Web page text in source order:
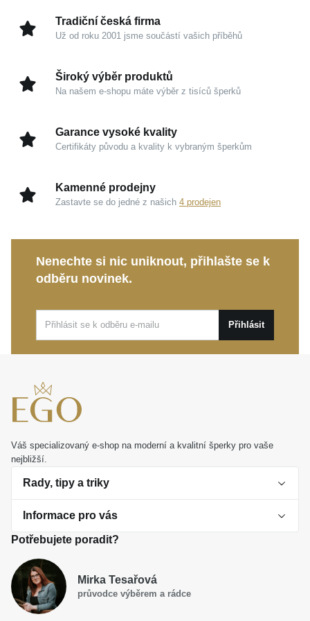
Kouzlo v detailech
která nepodléhá trendům.
vysokou odolnost a zachovává jeho studiovou
Řetízkový design Singapore:
jemné tvarování oček odráží světlo z mnoha úhlů a
sofistikovaný detail k večerním šatům, vždy zanechá
nezapomenutelný dojem. Představuje také nádherný
Tradiční česká firma
Už od roku 2001 jsme součástí vašich příběhů
Široký výběr produktů
Na našem e-shopu máte výběr z tisíců šperků
Garance vysoké kvality
Certifikáty původu a kvality k vybraným šperkům
Kamenné prodejny
Zastavte se do jedné z našich 4 prodejen
Nenechte si nic uniknout, přihlašte se k
odběru novinek.
Přihlásit
Váš specializovaný e-shop na moderní a kvalitní šperky pro vaše
nejbližší.
Rady, tipy a triky
O perlách
Jak vybrat perlový šperk
Dárková inspirace
Smaltované a korálkové šperky jako trend
Informace pro vás
Obchodní podmínky
Reklamační řád
Potřebujete poradit?
Mirka Tesařová
průvodce výběrem a rádce